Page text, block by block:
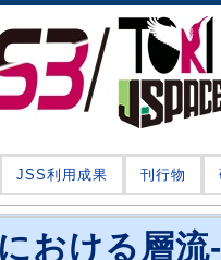
JSS利用成果 刊行物
おける層